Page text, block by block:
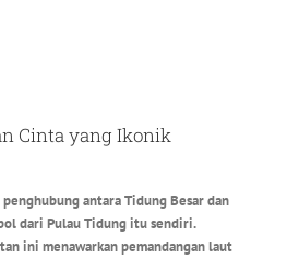
Cinta yang Ikonik
antara Tidung Besar dan
dari Pulau Tidung itu sendiri.
ini menawarkan pemandangan laut